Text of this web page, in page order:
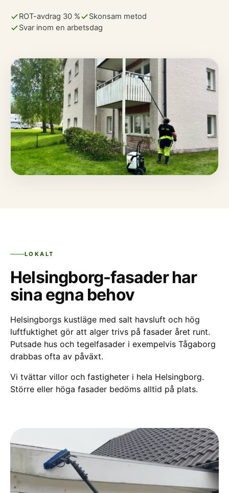
ROT-avdrag 30 %
Skonsam metod
Svar inom en arbetsdag
LOKALT
Helsingborg-fasader har
sina egna behov
Helsingborgs kustläge med salt havsluft och hög
luftfuktighet gör att alger trivs på fasader året runt.
Putsade hus och tegelfasader i exempelvis Tågaborg
drabbas ofta av påväxt.
Vi tvättar villor och fastigheter i hela Helsingborg.
Större eller höga fasader bedöms alltid på plats.